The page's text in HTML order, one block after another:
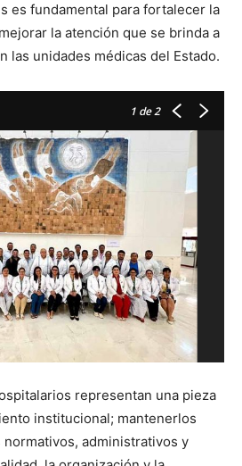
es fundamental para fortalecer la
la atención que se brinda a
las unidades médicas del Estado.
1 de 2
representan una pieza
institucional; mantenerlos
administrativos y